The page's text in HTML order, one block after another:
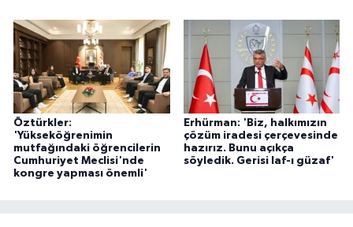
Öztürkler:
'Yükseköğrenimin
mutfağındaki öğrencilerin
Cumhuriyet Meclisi'nde
kongre yapması önemli'
Erhürman: 'Biz, halkımızın
çözüm iradesi çerçevesinde
hazırız. Bunu açıkça
söyledik. Gerisi laf-ı güzaf'